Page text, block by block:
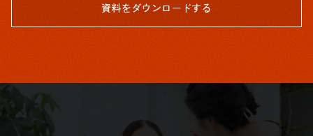
資料をダウンロードする